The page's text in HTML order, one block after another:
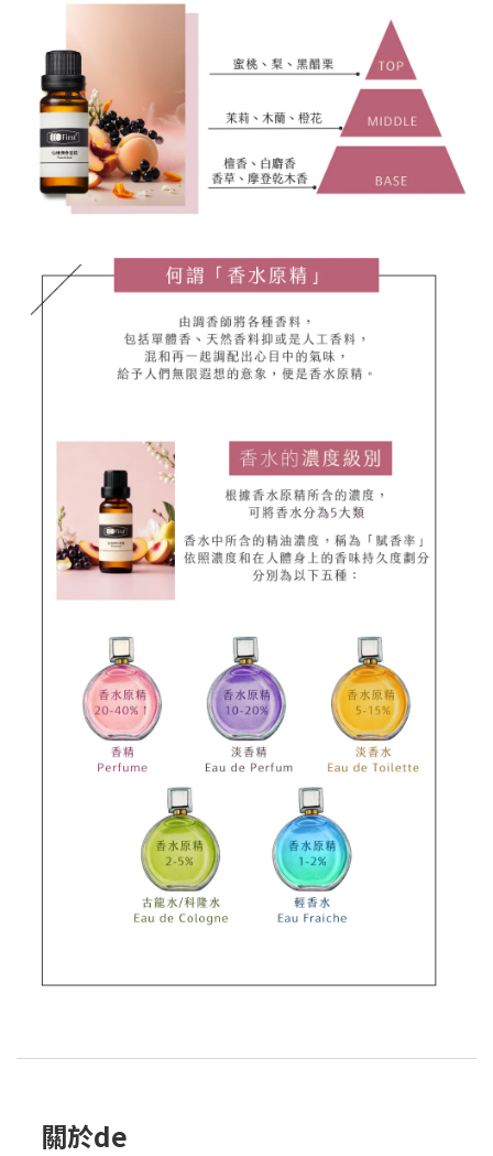
關於de